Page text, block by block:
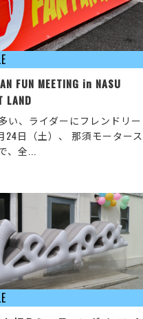
FUN MEETING in NASU
LAND
い、ライダーにフレンドリー
24日（土）、 那須モータース
、全...